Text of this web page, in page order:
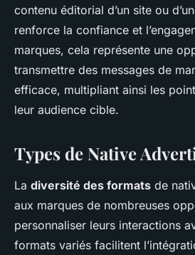
contenu éditorial d’un site ou
renforce la confiance et
marques, cela représente une
transmettre des messages de
efficace, multipliant ainsi les
leur audience cible.
Types de Native
La diversité des formats de
aux marques de nombreuses
personnaliser leurs interactions
formats variés facilitent